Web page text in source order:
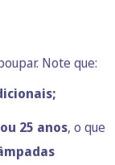
Note que:
25 anos, o que